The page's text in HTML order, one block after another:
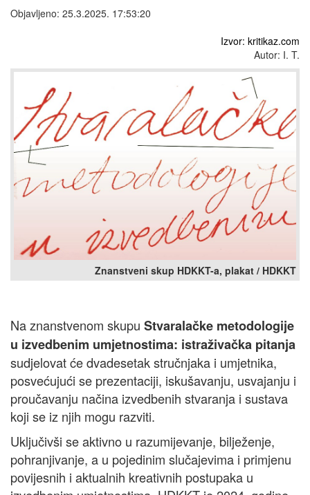
Objavljeno: 25.3.2025. 17:53:20
Izvor: kritikaz.com
Autor: I. T.
Znanstveni skup HDKKT-a, plakat / HDKKT
Na znanstvenom skupu Stvaralačke metodologije
u izvedbenim umjetnostima: istraživačka pitanja
sudjelovat će dvadesetak stručnjaka i umjetnika,
posvećujući se prezentaciji, iskušavanju, usvajanju i
proučavanju načina izvedbenih stvaranja i sustava
koji se iz njih mogu razviti.
Uključivši se aktivno u razumijevanje, bilježenje,
pohranjivanje, a u pojedinim slučajevima i primjenu
povijesnih i aktualnih kreativnih postupaka u